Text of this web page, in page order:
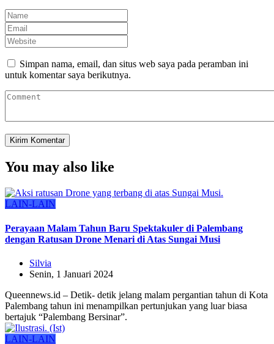
Simpan nama, email, dan situs web saya pada peramban ini
untuk komentar saya berikutnya.
You may also like
LAIN-LAIN
Perayaan Malam Tahun Baru Spektakuler di Palembang
dengan Ratusan Drone Menari di Atas Sungai Musi
Silvia
Senin, 1 Januari 2024
Queennews.id – Detik- detik jelang malam pergantian tahun di Kota
Palembang tahun ini menampilkan pertunjukan yang luar biasa
bertajuk “Palembang Bersinar”.
LAIN-LAIN